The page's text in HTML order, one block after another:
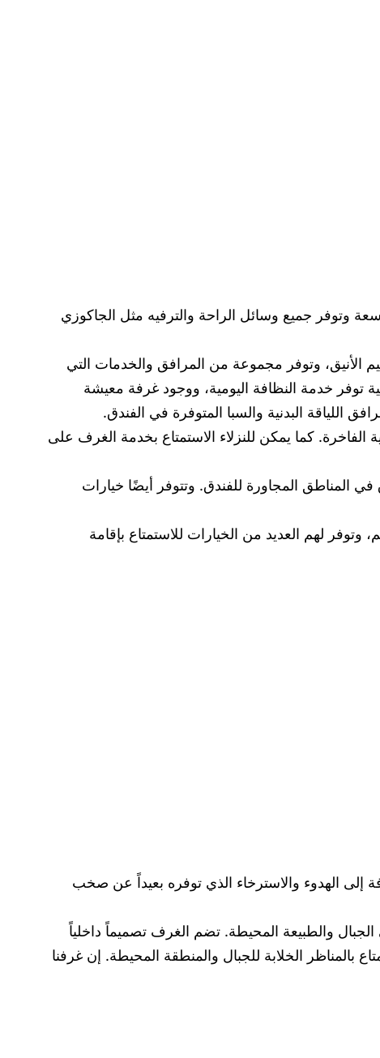
وتوفر جميع وسائل الراحة والترفيه مثل الجاكوزي
الأنيق، وتوفر مجموعة من المرافق والخدمات التي
توفر خدمة النظافة اليومية، ووجود غرفة معيشة
اللياقة البدنية والسبا المتوفرة في الفندق.
الفاخرة. كما يمكن للنزلاء الاستمتاع بخدمة الغرف على
في المناطق المجاورة للفندق. وتتوفر أيضًا خيارات
وتوفر لهم العديد من الخيارات للاستمتاع بإقامة
إلى الهدوء والاسترخاء الذي توفره بعيداً عن صخب
والطبيعة المحيطة. تضم الغرف تصميماً داخلياً
الخلابة للجبال والمنطقة المحيطة. إن غرفنا